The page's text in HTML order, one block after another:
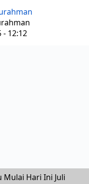
- 12:12
Mulai Hari Ini Juli